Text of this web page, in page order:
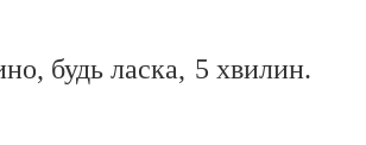
будь ласка, 5 хвилин.